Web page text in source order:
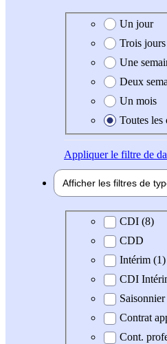
Date de création de
Un jour
Trois jours
Une
Deux
Un mois
Toutes les
Appliquerle filtre de
Afficher les filtres de
Type de contrat
CDI (8)
CDD
Intérim (1)
CDI
Saisonnier
Contrat
Cont.